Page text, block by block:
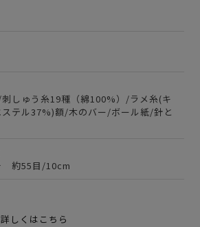
しゅう糸19種（綿100%）/ラメ糸(キ
テル37%)額/木のバー/ボール紙/針と
約55目/10cm
しくはこちら